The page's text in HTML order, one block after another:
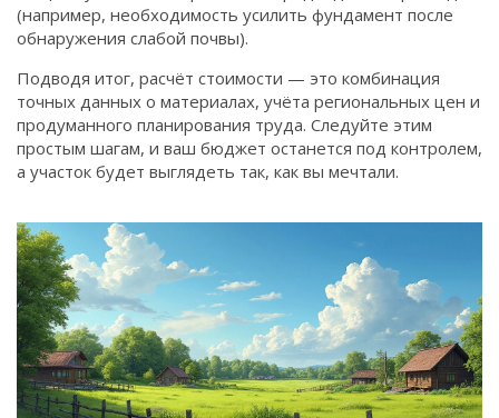
(например, необходимость усилить фундамент после
обнаружения слабой почвы).
Подводя итог, расчёт стоимости — это комбинация
точных данных о материалах, учёта региональных цен и
продуманного планирования труда. Следуйте этим
простым шагам, и ваш бюджет останется под контролем,
а участок будет выглядеть так, как вы мечтали.